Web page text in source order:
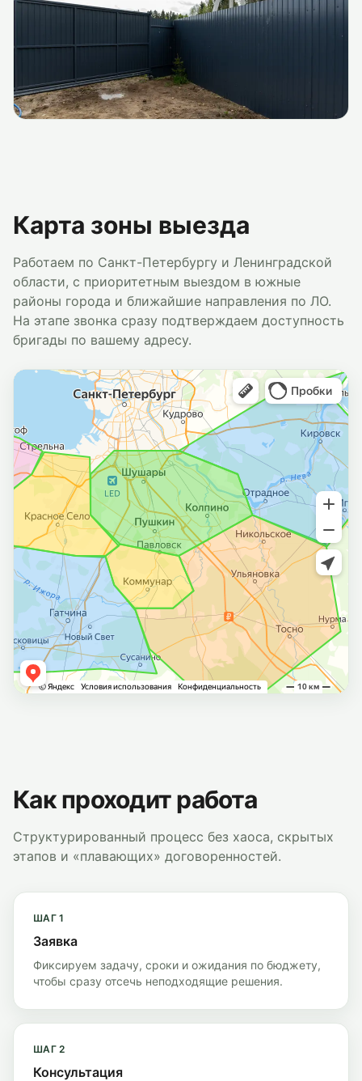
Карта зоны выезда
Работаем по Санкт-Петербургу и Ленинградской
области, с приоритетным выездом в южные
районы города и ближайшие направления по ЛО.
На этапе звонка сразу подтверждаем доступность
бригады по вашему адресу.
Как проходит работа
Структурированный процесс без хаоса, скрытых
этапов и «плавающих» договоренностей.
ШАГ1
Заявка
Фиксируем задачу, сроки и ожидания по бюджету,
чтобы сразу отсечь неподходящие решения.
ШАГ2
Консультация